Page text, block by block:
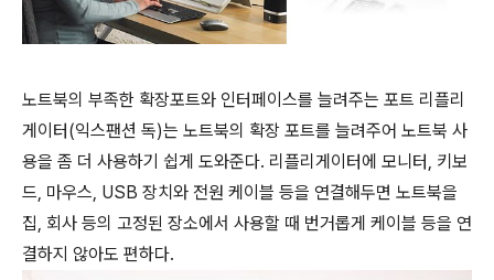
노트북의 부족한 확장포트와 인터페이스를 늘려주는 포트 리플리
게이터(익스팬션 독)는 노트북의 확장 포트를 늘려주어 노트북 사
용을 좀 더 사용하기 쉽게 도와준다. 리플리게이터에 모니터, 키보
드, 마우스, USB 장치와 전원 케이블 등을 연결해두면 노트북을
집, 회사 등의 고정된 장소에서 사용할 때 번거롭게 케이블 등을 연
결하지 않아도 편하다.